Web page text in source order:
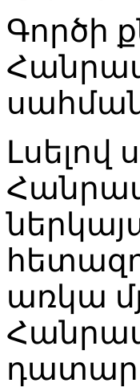
Գործի
Լսելով
առկա